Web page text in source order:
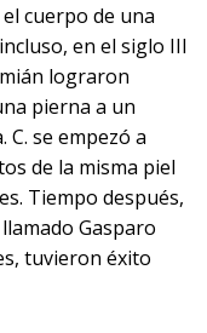
cuerpo de una
en el siglo III
lograron
pierna a un
C. se empezó a
de la misma piel
Tiempo después,
Gasparo
tuvieron éxito